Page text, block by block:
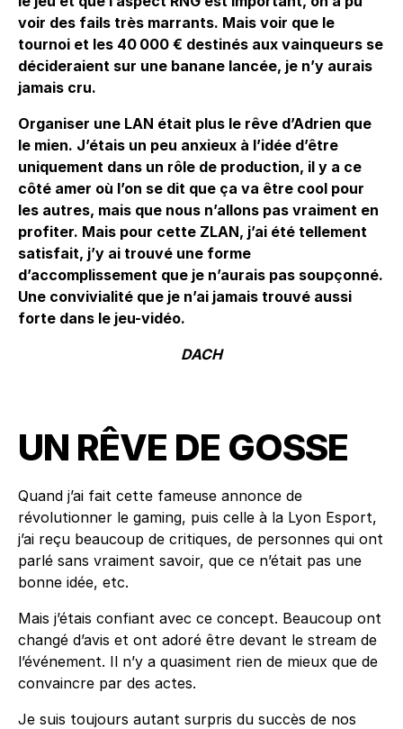
voir des fails très marrants. Mais voir que le
tournoi et les 40 000 € destinés aux vainqueurs se
décideraient sur une banane lancée, je n’y aurais
jamais cru.
Organiser une LAN était plus le rêve d’Adrien que
le mien. J’étais un peu anxieux à l’idée d’être
uniquement dans un rôle de production, il y a ce
côté amer où l’on se dit que ça va être cool pour
les autres, mais que nous n’allons pas vraiment en
profiter. Mais pour cette ZLAN, j’ai été tellement
satisfait, j’y ai trouvé une forme
d’accomplissement que je n’aurais pas soupçonné.
Une convivialité que je n’ai jamais trouvé aussi
forte dans le jeu-vidéo.
DACH
UN RÊVE DE GOSSE
Quand j’ai fait cette fameuse annonce de
révolutionner le gaming, puis celle à la Lyon Esport,
j’ai reçu beaucoup de critiques, de personnes qui ont
parlé sans vraiment savoir, que ce n’était pas une
bonne idée, etc.
Mais j’étais confiant avec ce concept. Beaucoup ont
changé d’avis et ont adoré être devant le stream de
l’événement. Il n’y a quasiment rien de mieux que de
convaincre par des actes.
Je suis toujours autant surpris du succès de nos